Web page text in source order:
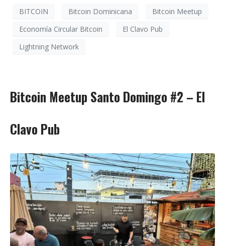
BITCOIN Bitcoin Dominicana
Bitcoin Meetup
Economía Circular Bitcoin
El Clavo Pub
Lightning Network
Bitcoin Meetup Santo Domingo #2 – El
Clavo Pub